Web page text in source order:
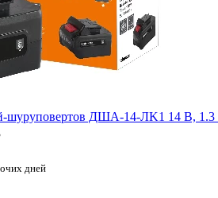
шуруповертов ДША-14-ЛK1 14 В,
дней